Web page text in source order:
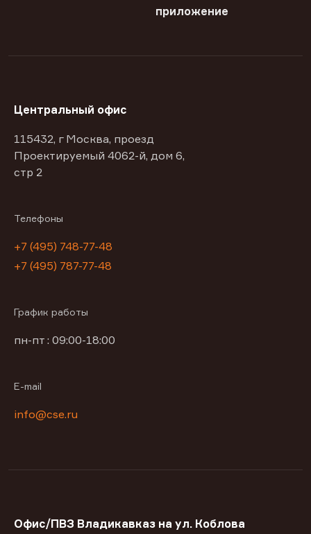
приложение
Центральный офис
115432, г Москва, проезд
Проектируемый 4062-й, дом 6,
стр 2
Телефоны
+7 (495) 748-77-48
+7 (495) 787-77-48
График работы
пн-пт : 09:00-18:00
E-mail
info@cse.ru
Офис/ПВЗ Владикавказ на ул. Коблова